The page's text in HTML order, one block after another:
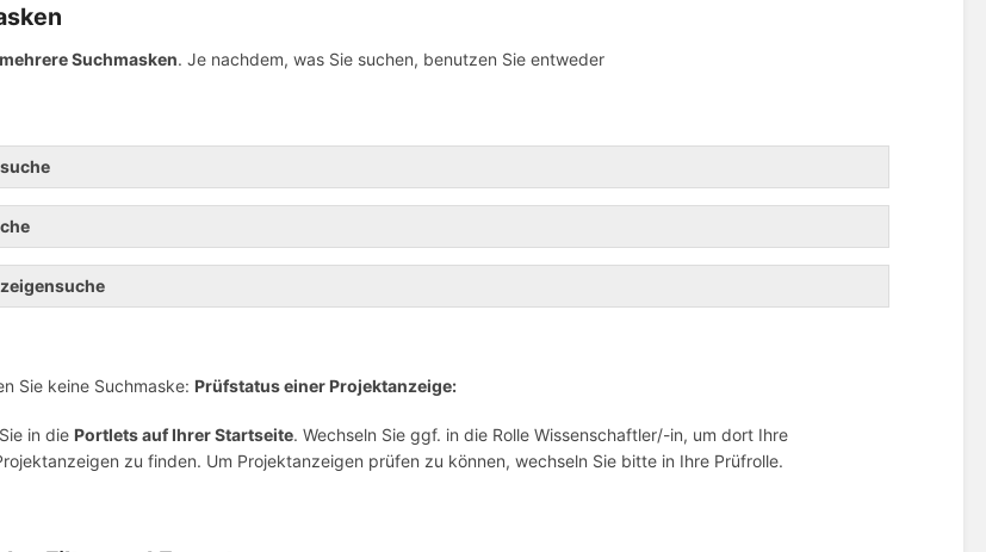
mehrere Suchmasken. Je nachdem, was Sie suchen, benutzen Sie entweder
Sie keine Suchmaske: Prüfstatus einer Projektanzeige:
in die Portlets auf Ihrer Startseite. Wechseln Sie ggf. in die Rolle Wissenschaftler/-in, um dort Ihre
zu finden. Um Projektanzeigen prüfen zu können, wechseln Sie bitte in Ihre Prüfrolle.